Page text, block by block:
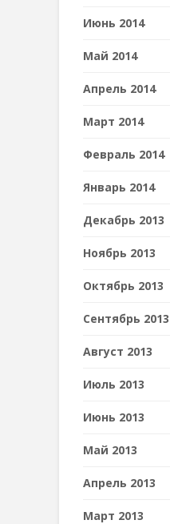
Июнь 2014
Май 2014
Апрель 2014
Март 2014
Февраль 2014
Январь 2014
Декабрь 2013
Ноябрь 2013
Октябрь 2013
Сентябрь 2013
Август 2013
Июль 2013
Июнь 2013
Май 2013
Апрель 2013
Март 2013